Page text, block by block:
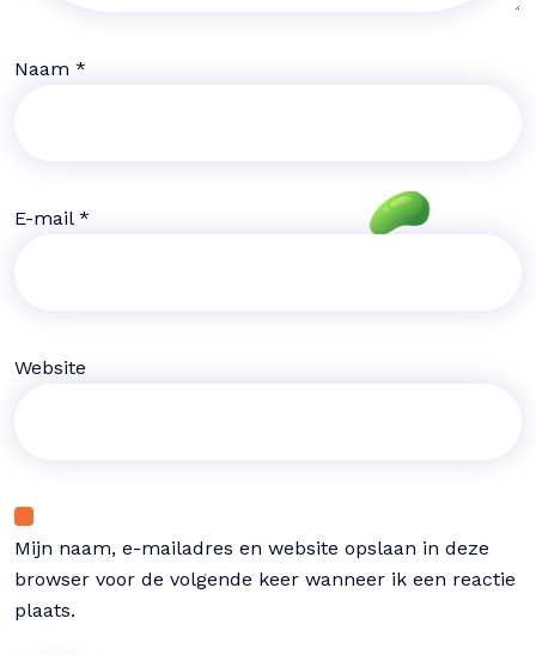
Naam *
E-mail *
Website
Mijn naam, e-mailadres en website opslaan in deze
browser voor de volgende keer wanneer ik een reactie
plaats.